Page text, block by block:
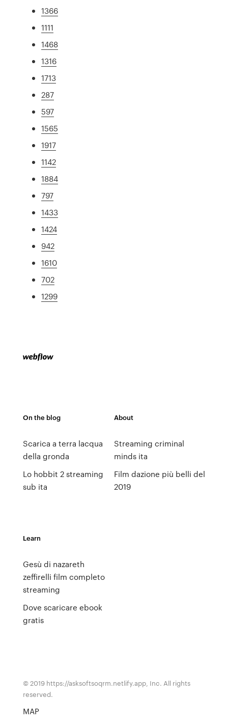
1366
1111
1468
1316
1713
287
597
1565
1917
1142
1884
797
1433
1424
942
1610
702
1299
On the blog
Scarica a terra lacqua
della gronda
Lo hobbit 2 streaming
sub ita
About
Streaming criminal
minds ita
Film dazione più belli del
2019
Learn
Gesù di nazareth
zeffirelli film completo
streaming
Dove scaricare ebook
gratis
© 2019 https://asksoftsoqrm.netlify.app, Inc. All rights
reserved.
MAP